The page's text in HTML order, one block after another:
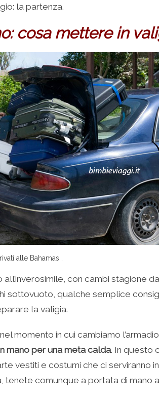
la partenza.
cosa mettere in
alle Bahamas…
con cambi stagione da
sottovuoto, qualche semplice
la valigia.
momento in cui cambiamo
mano per una meta calda. In questo
vestiti e costumi che ci serviranno
tenete comunque a portata di mano